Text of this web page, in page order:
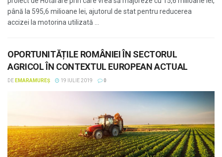
până la 595,6 milioane lei, ajutorul de stat pentru reducerea
accizei la motorina utilizată ...
OPORTUNITĂȚILE ROMÂNIEI ÎN SECTORUL
AGRICOL ÎN CONTEXTUL EUROPEAN ACTUAL
DE EMARAMUREȘ 19 IULIE 2019 0